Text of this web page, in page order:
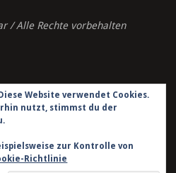
/ Alle Rechte vorbehalten
Kontakt
Website verwendet Cookies.
nutzt, stimmst du der
zur Kontrolle von
Richtlinie